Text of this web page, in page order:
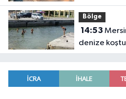
Bölge
14:53
denize koştu